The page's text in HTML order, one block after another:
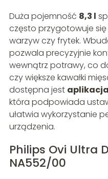
Duża pojemność 8,3 l
często przygotowuje się
warzyw czy frytek.
pozwala precyzyjnie
wewnątrz potrawy, co
czy większe kawałki
dostępna jest
która podpowiada
ułatwia wykorzystanie
urządzenia.
Philips Ovi Ultra
NA552/00